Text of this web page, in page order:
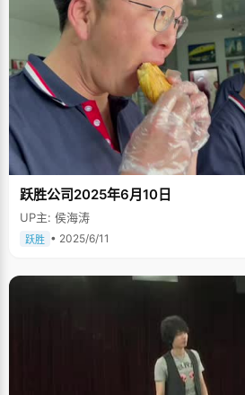
跃胜公司2025年6月10日
UP主: 侯海涛
跃胜 • 2025/6/11